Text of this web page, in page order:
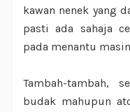
kawan nenek yang
pasti ada sahaja
pada menantu
Tambah-tambah,
budak mahupun